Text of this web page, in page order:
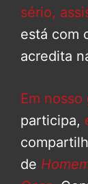
sério,
está com
acredita
Em
participa,
de